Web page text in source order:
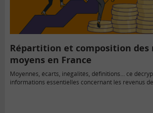
Répartition et composition des
moyens en France
Moyennes, écarts, inégalités, définitions… ce
informations essentielles concernant les revenus